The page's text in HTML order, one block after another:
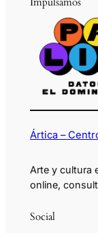
Ártica –
Arte y cultura
online,
Social